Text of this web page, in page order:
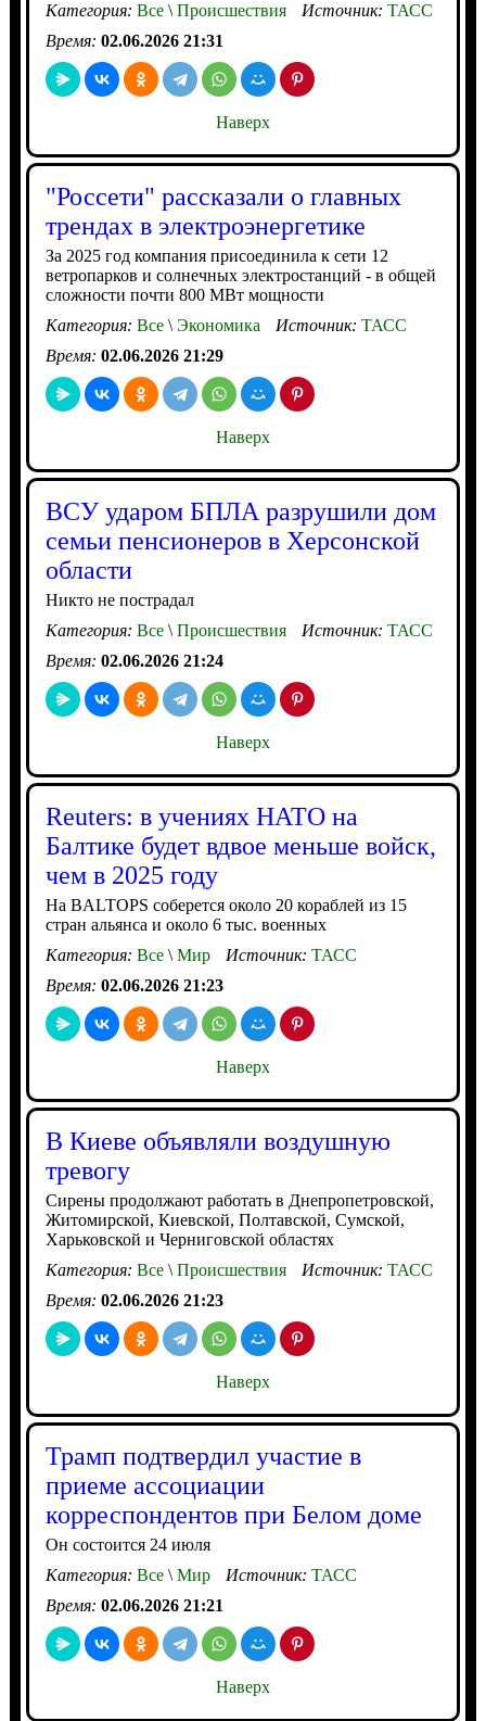
Категория: Все\Происшествия Источник: ТАСС
Время: 02.06.2026 21:31
Наверх
"Россети" рассказали о главных
трендах в электроэнергетике
За 2025 год компания присоединила к сети 12
ветропарков и солнечных электростанций - в общей
сложности почти 800 МВт мощности
Категория: Все\Экономика Источник: ТАСС
Время: 02.06.2026 21:29
Наверх
ВСУ ударом БПЛА разрушили дом
семьи пенсионеров в Херсонской
области
Никто не пострадал
Категория: Все\Происшествия Источник: ТАСС
Время: 02.06.2026 21:24
Наверх
Reuters: в учениях НАТО на
Балтике будет вдвое меньше войск,
чем в 2025 году
На BALTOPS соберется около 20 кораблей из 15
стран альянса и около 6 тыс. военных
Категория: Все\Мир Источник: ТАСС
Время: 02.06.2026 21:23
Наверх
В Киеве объявляли воздушную
тревогу
Сирены продолжают работать в Днепропетровской,
Житомирской, Киевской, Полтавской, Сумской,
Харьковской и Черниговской областях
Категория: Все\Происшествия Источник: ТАСС
Время: 02.06.2026 21:23
Наверх
Трамп подтвердил участие в
приеме ассоциации
корреспондентов при Белом доме
Он состоится 24 июля
Категория: Все\Мир Источник: ТАСС
Время: 02.06.2026 21:21
Наверх